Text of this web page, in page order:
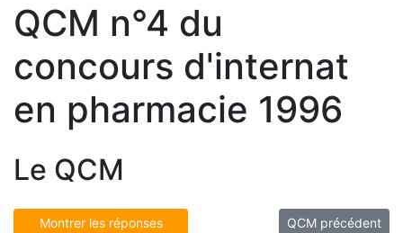
QCM n°4 du
concours d'internat
en pharmacie 1996
Le QCM
Montrer les réponses
QCM précédent